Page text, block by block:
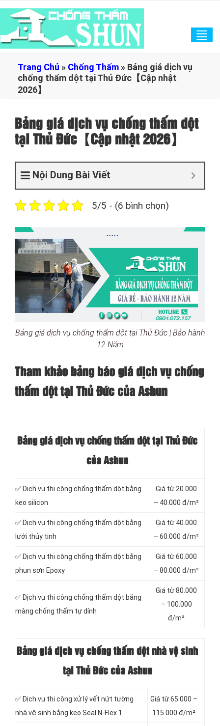
Trang Chủ » Chống Thấm » Bảng giá dịch vụ
chống thấm dột tại Thủ Đức【Cập nhật
2026】
Bảng giá dịch vụ chống thấm dột
tại Thủ Đức【Cập nhật 2026】
Nội Dung Bài Viết
5/5 - (6 bình chọn)
Bảng giá dịch vụ chống thấm dột tại Thủ Đức | Bảo hành
12 Năm
Tham khảo bảng báo giá dịch vụ chống
thấm dột tại Thủ Đức của Ashun
Bảng giá dịch vụ chống thấm dột tại Thủ Đức
của Ashun
✅ Dịch vụ thi công chống thấm dột bằng
keo silicon
Giá từ 20.000
– 40.000 đ/m²
✅ Dịch vụ thi công chống thấm dột bằng
lưới thủy tinh
Giá từ 40.000
– 60.000 đ/m²
✅ Dịch vụ thi công chống thấm dột bằng
phun sơn Epoxy
Giá từ 60.000
– 80.000 đ/m²
✅ Dịch vụ thi công chống thấm dột bằng
màng chống thấm tự dính
Giá từ 80.000
– 100.000
đ/m²
Bảng giá dịch vụ chống thấm dột nhà vệ sinh
tại Thủ Đức của Ashun
✅ Dịch vụ thi công xử lý vết nứt tường
nhà vệ sinh bằng keo Seal N-Flex 1
Giá từ 65.000 –
115.000 đ/m²